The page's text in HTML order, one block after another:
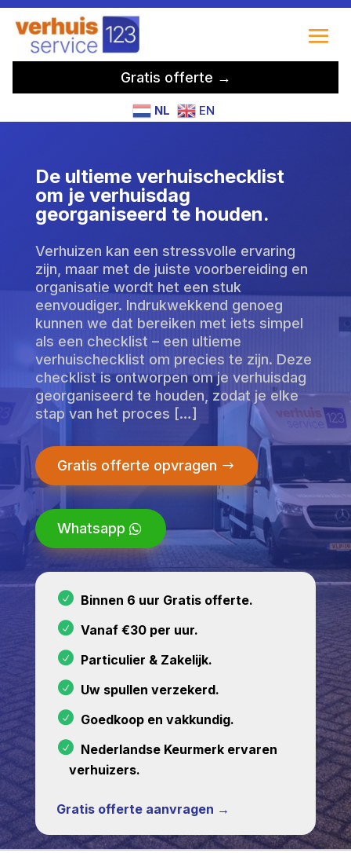
Gratis offerte →
NL EN
De ultieme verhuischecklist
om je verhuisdag
georganiseerd te houden.
Verhuizen kan een stressvolle ervaring
zijn, maar met de juiste voorbereiding en
organisatie wordt het een stuk
eenvoudiger. Indrukwekkend genoeg
kunnen we dat bereiken met iets simpel
als een checklist – een ultieme
verhuischecklist om precies te zijn. Deze
checklist is ontworpen om je verhuisdag
georganiseerd te houden, zodat je elke
stap van het proces […]
Gratis offerte opvragen
Whatsapp
Binnen 6 uur Gratis offerte.
Vanaf €30 per uur.
Particulier & Zakelijk.
Uw spullen verzekerd.
Goedkoop en vakkundig.
Nederlandse Keurmerk ervaren
verhuizers.
Gratis offerte aanvragen →